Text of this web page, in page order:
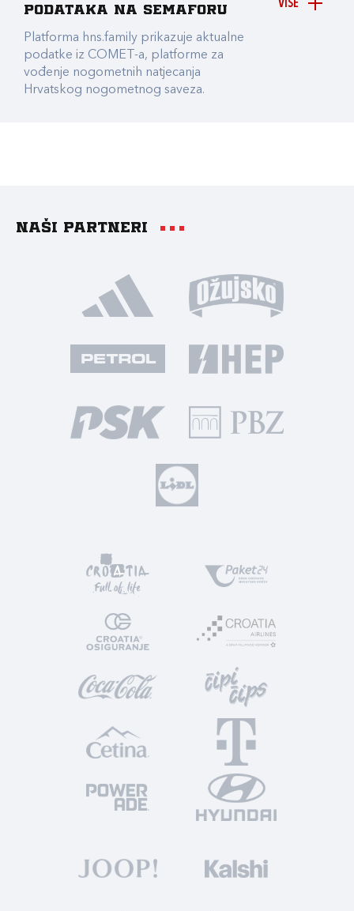
VIŠE
podataka na Semaforu
Platforma hns.family prikazuje aktualne
podatke iz COMET-a, platforme za
vođenje nogometnih natjecanja
Hrvatskog nogometnog saveza.
Naši partneri